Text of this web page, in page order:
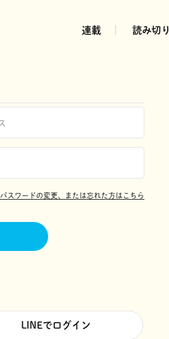
連載 読み切り
パスワードの変更、または忘れた方はこちら
LINEでログイン